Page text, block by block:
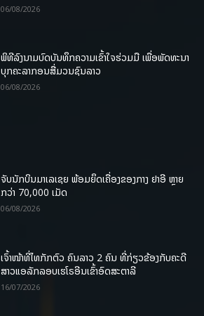
06/08/2026
ພິທີລົງນາມບົດບັນທຶກຄວາມເຂົ້າໃຈຮ່ວມມື ເພື່ອພັດທະນາ
ບຸກຄະລາກອນສື່ມວນຊົນລາວ
06/08/2026
ຈັບນັກບິນມາເລເຊຍ ພ້ອມຍຶດເຄື່ອງຂອງກາງ ຢາອີ ຫຼາຍ
ກວ່າ 70,000 ເມັດ
06/08/2026
ເຈົ້າໜ້າທີ່ໄທກັກຕົວ ຄົນລາວ 2 ຄົນ ທີ່ກ່ຽວຂ້ອງກັບຄະດີ
ສາວແອລັກລອບເຮໂຣອີນເຂົ້າອົດສະຕາລີ
16/07/2026